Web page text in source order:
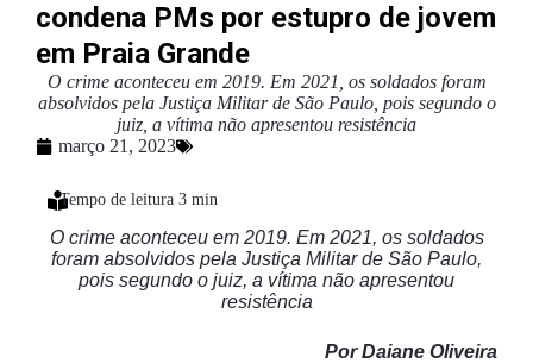
condena PMs por estupro de jovem
em Praia Grande
O crime aconteceu em 2019. Em 2021, os soldados foram
absolvidos pela Justiça Militar de São Paulo, pois segundo o
juiz, a vítima não apresentou resistência
março 21, 2023
O crime aconteceu em 2019. Em 2021, os soldados
foram absolvidos pela Justiça Militar de São Paulo,
pois segundo o juiz, a vítima não apresentou
resistência
Por Daiane Oliveira